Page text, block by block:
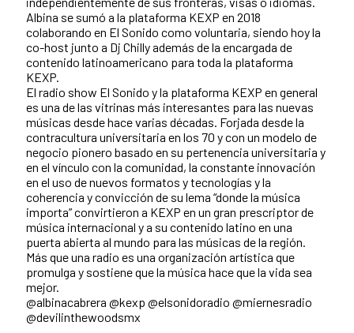
Albina se sumó a la plataforma KEXP en 2018
colaborando en El Sonido como voluntaria, siendo hoy la
co-host junto a Dj Chilly además de la encargada de
contenido latinoamericano para toda la plataforma
KEXP.
El radio show El Sonido y la plataforma KEXP en general
es una de las vitrinas más interesantes para las nuevas
músicas desde hace varias décadas. Forjada desde la
contracultura universitaria en los 70 y con un modelo de
negocio pionero basado en su pertenencia universitaria y
en el vínculo con la comunidad, la constante innovación
en el uso de nuevos formatos y tecnologías y la
coherencia y convicción de su lema “donde la música
importa” convirtieron a KEXP en un gran prescriptor de
música internacional y a su contenido latino en una
puerta abierta al mundo para las músicas de la región.
Más que una radio es una organización artística que
promulga y sostiene que la música hace que la vida sea
mejor.
@albinacabrera @kexp @elsonidoradio @miernesradio
@devilinthewoodsmx